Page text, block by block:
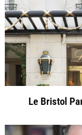
Le Bristol